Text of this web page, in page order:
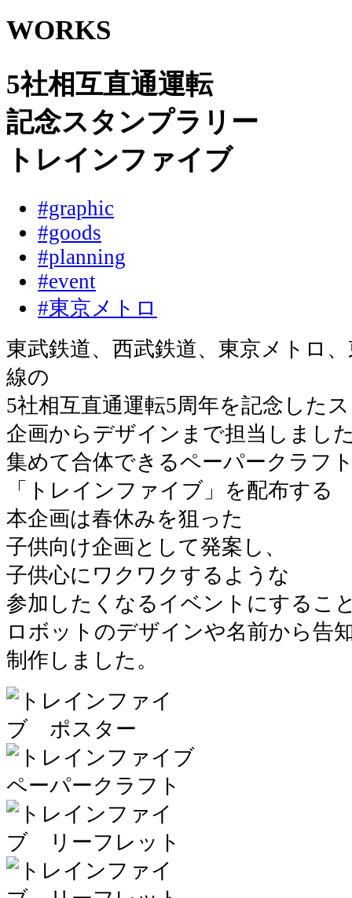
WORKS
5社相互直通運転
記念スタンプラリー
トレインファイブ
#graphic
#goods
#planning
#event
#東京メトロ
東武鉄道、西武鉄道、東京メトロ
線の
5社相互直通運転5周年を記念した
企画からデザインまで担当しまし
集めて合体できるペーパークラフ
「トレインファイブ」を配布する
本企画は春休みを狙った
子供向け企画として発案し、
子供心にワクワクするような
参加したくなるイベントにするこ
ロボットのデザインや名前から告
制作しました。